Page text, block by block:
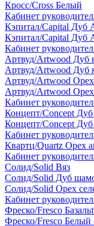
Кросс/Cross Белый
Кабинет
Кэпитал/Capital Дуб
Кэпитал/Capital Дуб
Кабинет
Артвуд/Artwood Дуб
Артвуд/Artwood Дуб
Артвуд/Artwood
Артвуд/Artwood
Кабинет
Концепт/Concept
Концепт/Concept
Кабинет
Квартц/Quartz Орех
Кабинет
Солид/Solid Вяз
Солид/Solid Дуб
Солид/Solid Орех
Кабинет
Фреско/Fresco
Фреско/Fresco